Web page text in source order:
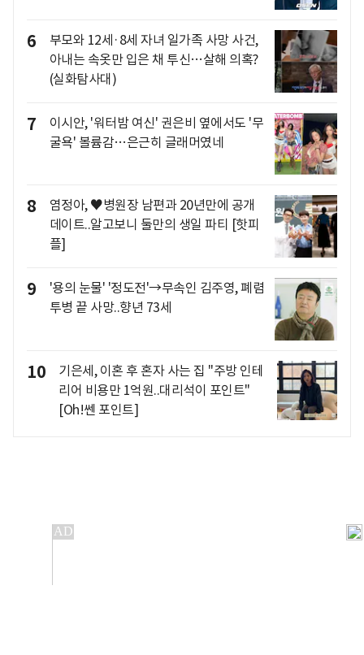
6
부모와 12세·8세 자녀 일가족 사망 사건,
아내는 속옷만 입은 채 투신…살해 의혹?
(실화탐사대)
7
이시안, '워터밤 여신' 권은비 옆에서도 '무
굴욕' 볼륨감…은근히 글래머였네
8
염정아, ♥병원장 남편과 20년만에 공개
데이트..알고보니 둘만의 생일 파티 [핫피
플]
9
'용의 눈물' '정도전'→무속인 김주영, 폐렴
투병 끝 사망..향년 73세
10
기은세, 이혼 후 혼자 사는 집 "주방 인테
리어 비용만 1억원..대리석이 포인트"
[Oh!쎈 포인트]